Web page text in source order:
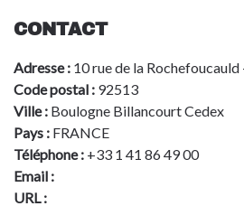
CONTACT
Adresse : 10 rue de la Rochefoucauld
Code postal : 92513
Ville : Boulogne Billancourt Cedex
Pays : FRANCE
Téléphone : +33 1 41 86 49 00
Email :
URL :